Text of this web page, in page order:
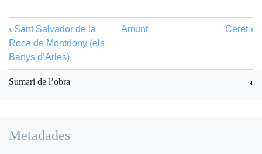
‹ Sant Salvador de la
Roca de Montdony (els
Banys d’Arles)
Amunt Ceret ›
Sumari de l’obra
Metadades